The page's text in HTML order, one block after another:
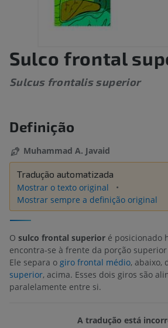
Sulco frontal
Sulcus frontalis superior
Definição
Muhammad A. Javaid
Tradução automatizada
Mostrar o texto original
Mostrar sempre a definição original
O sulco frontal superior é posicionado
encontra-se à frente da porção
Ele separa o giro frontal médio, abaixo,
superior, acima. Esses dois giros são
paralelamente entre si.
A tradução está